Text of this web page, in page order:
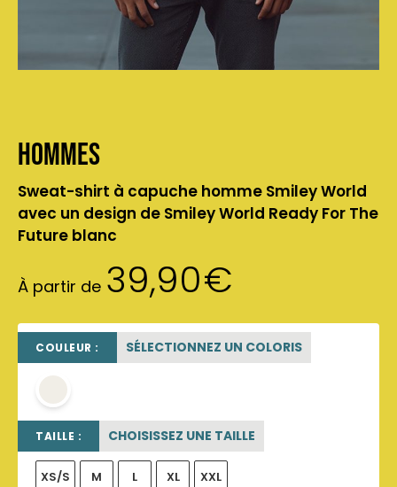
Hommes
Sweat-shirt à capuche homme Smiley World
avec un design de Smiley World Ready For The
Future blanc
À partir de 39,90€
COULEUR : SÉLECTIONNEZ UN COLORIS
TAILLE : CHOISISSEZ UNE TAILLE
XS/S M L XL XXL